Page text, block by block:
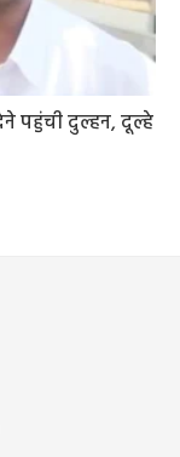
पहुंची दुल्हन, दूल्हे